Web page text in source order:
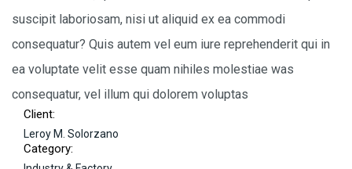
suscipit laboriosam, nisi ut aliquid ex ea commodi
consequatur? Quis autem vel eum iure reprehenderit qui in
ea voluptate velit esse quam nihiles molestiae was
consequatur, vel illum qui dolorem voluptas
Client:
Leroy M. Solorzano
Category: